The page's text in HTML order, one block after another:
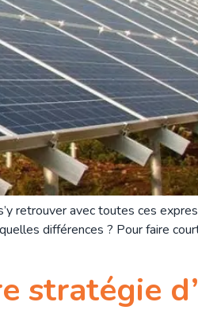
retrouver avec toutes ces
différences ? Pour faire
stratégie